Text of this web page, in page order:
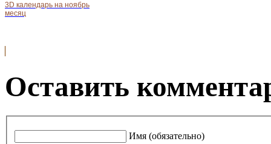
3D календарь на ноябрь
месяц
Оставить
Имя (обязательно)